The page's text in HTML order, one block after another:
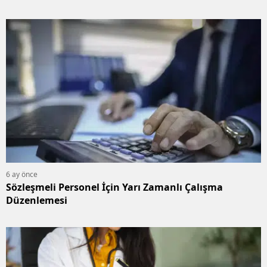
6 ay önce
Sözleşmeli Personel İçin Yarı Zamanlı Çalışma
Düzenlemesi